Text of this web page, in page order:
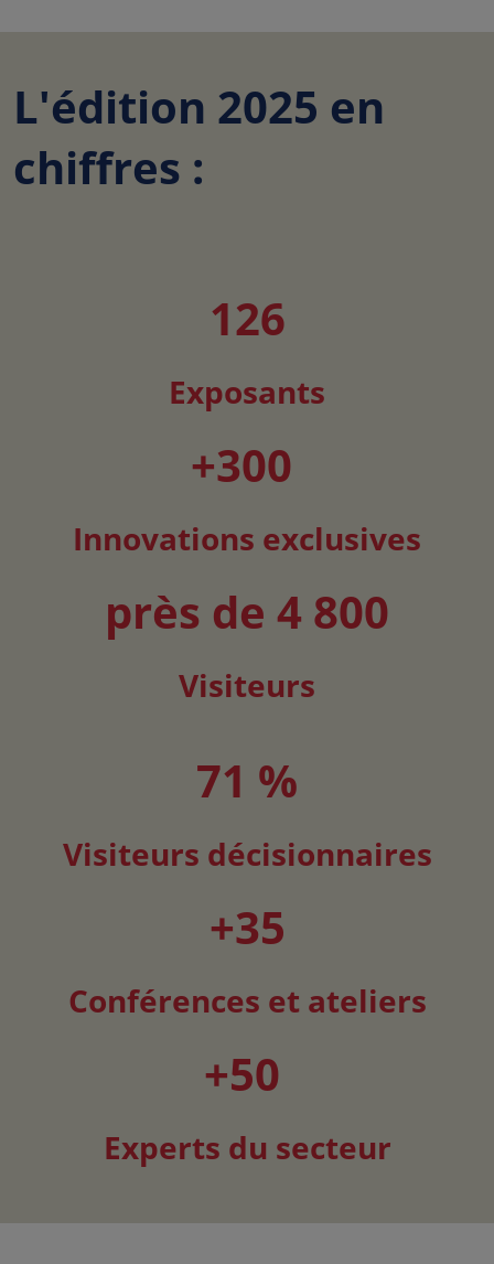
L'édition 2025 en
chiffres :
126
Exposants
+300
Innovations exclusives
près de 4 800
Visiteurs
71 %
Visiteurs décisionnaires
+35
Conférences et ateliers
+50
Experts du secteur